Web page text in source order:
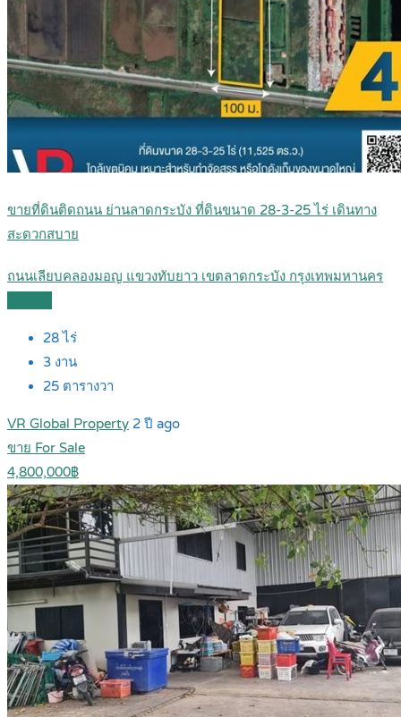
ขายที่ดินติดถนน ย่านลาดกระบัง ที่ดินขนาด 28-3-25 ไร่ เดินทาง
สะดวกสบาย
ถนนเลียบคลองมอญ แขวงทับยาว เขตลาดกระบัง กรุงเทพมหานคร
28ไร่
3 งาน
25 ตารางวา
VR Global Property 2 ปี ago
ขาย For Sale
4,800,000฿